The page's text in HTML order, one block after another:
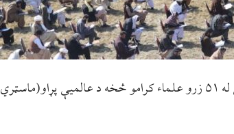
لوړو زده کړو وزارت د هېواد په اوو زونونو کې له ۵۱ زرو علماء کرامو څخه د عالمیې